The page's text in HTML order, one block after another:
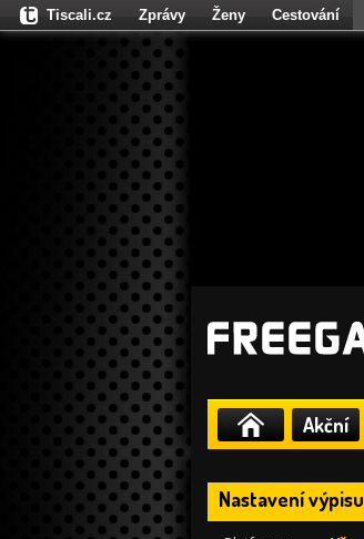
Akční
Nastavení výpisu
Tiscali.cz Zprávy Ženy Cestování
Fights.cz